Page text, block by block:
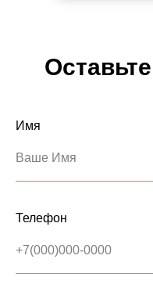
Имя
Ваше Имя
Телефон
+7(000)000-0000